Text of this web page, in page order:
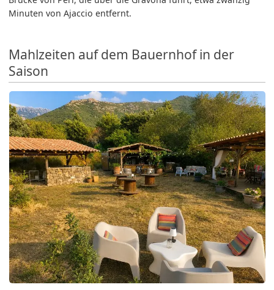
Minuten von Ajaccio entfernt.
Mahlzeiten auf dem Bauernhof in der
Saison